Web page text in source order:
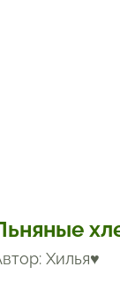
Хилья♥